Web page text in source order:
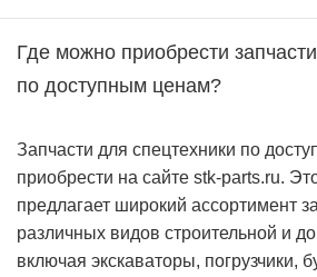
Где можно приобрести
по доступным ценам?
Запчасти для спецтехники по
приобрести на сайте stk-parts.ru.
предлагает широкий ассортимент
различных видов строительной и
включая экскаваторы, погрузчики,